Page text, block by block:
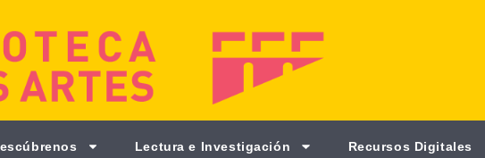
Lectura e Investigación Recursos Digitales